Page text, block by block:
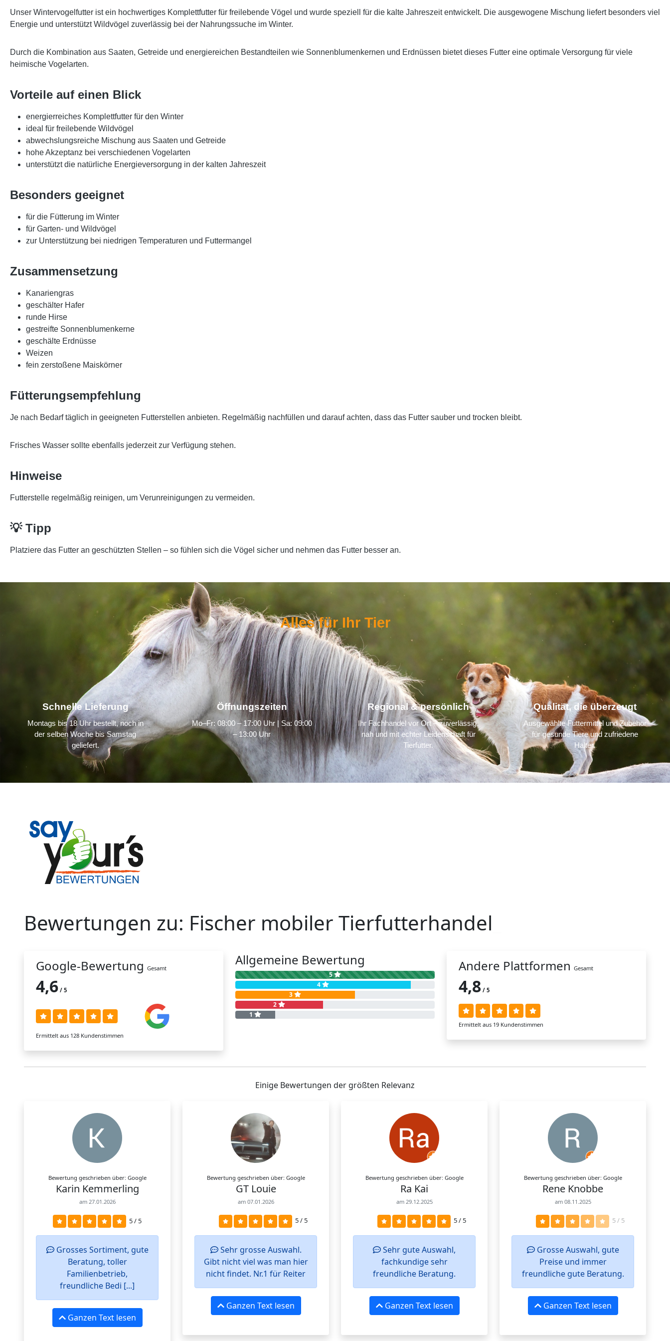
Unser Wintervogelfutter ist ein hochwertiges Komplettfutter für freilebende Vögel und wurde speziell für die kalte Jahreszeit entwickelt. Die ausgewogene Mischung liefert besonders viel
Energie und unterstützt Wildvögel zuverlässig bei der Nahrungssuche im Winter.
Durch die Kombination aus Saaten, Getreide und energiereichen Bestandteilen wie Sonnenblumenkernen und Erdnüssen bietet dieses Futter eine optimale Versorgung für viele
heimische Vogelarten.
Vorteile auf einen Blick
energierreiches Komplettfutter für den Winter
ideal für freilebende Wildvögel
abwechslungsreiche Mischung aus Saaten und Getreide
hohe Akzeptanz bei verschiedenen Vogelarten
unterstützt die natürliche Energieversorgung in der kalten Jahreszeit
Besonders geeignet
für die Fütterung im Winter
für Garten- und Wildvögel
zur Unterstützung bei niedrigen Temperaturen und Futtermangel
Zusammensetzung
Kanariengras
geschälter Hafer
runde Hirse
gestreifte Sonnenblumenkerne
geschälte Erdnüsse
Weizen
fein zerstoßene Maiskörner
Fütterungsempfehlung
Je nach Bedarf täglich in geeigneten Futterstellen anbieten. Regelmäßig nachfüllen und darauf achten, dass das Futter sauber und trocken bleibt.
Frisches Wasser sollte ebenfalls jederzeit zur Verfügung stehen.
Hinweise
Futterstelle regelmäßig reinigen, um Verunreinigungen zu vermeiden.
💡 Tipp
Platziere das Futter an geschützten Stellen – so fühlen sich die Vögel sicher und nehmen das Futter besser an.
Alles für Ihr Tier
Schnelle Lieferung
Montags bis 18 Uhr bestellt, noch in
der selben Woche bis Samstag
geliefert.
Öffnungszeiten
Mo–Fr: 08:00 – 17:00 Uhr | Sa: 09:00
– 13:00 Uhr
Regional & persönlich
Ihr Fachhandel vor Ort – zuverlässig,
nah und mit echter Leidenschaft für
Tierfutter.
Qualität, die überzeugt
Ausgewählte Futtermittel und Zubehör
für gesunde Tiere und zufriedene
Halter.